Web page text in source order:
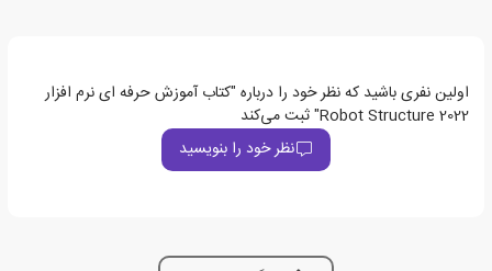
اولین نفری باشید که نظر خود را درباره "کتاب آموزش حرفه ای نرم افزار
Robot Structure 2022" ثبت می‌کند
نظر خود را بنویسید